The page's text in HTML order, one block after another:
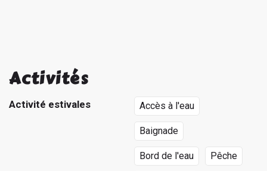
Activités
Activité estivales Accès à l'eau
Baignade
Bord de l'eau Pêche